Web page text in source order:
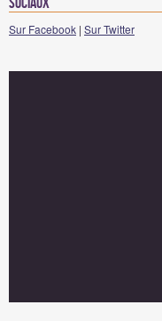
Sur Facebook | Sur Twitter